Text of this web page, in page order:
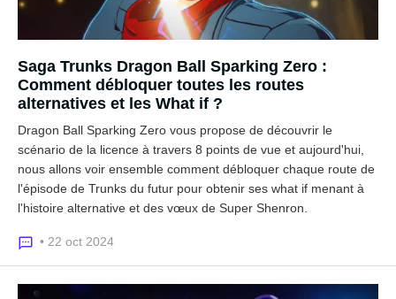
Saga Trunks Dragon Ball Sparking Zero :
Comment débloquer toutes les routes
alternatives et les What if ?
Dragon Ball Sparking Zero vous propose de découvrir le
scénario de la licence à travers 8 points de vue et aujourd'hui,
nous allons voir ensemble comment débloquer chaque route de
l'épisode de Trunks du futur pour obtenir ses what if menant à
l'histoire alternative et des vœux de Super Shenron.
• 22 oct 2024